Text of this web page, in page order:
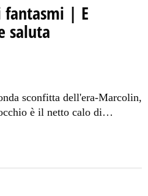
fantasmi | E
saluta
sconfitta dell'era-Marcolin,
è il netto calo di